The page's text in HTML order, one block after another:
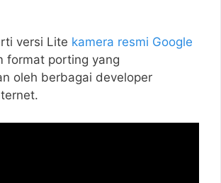
versi Lite kamera resmi Google
format porting yang
oleh berbagai developer